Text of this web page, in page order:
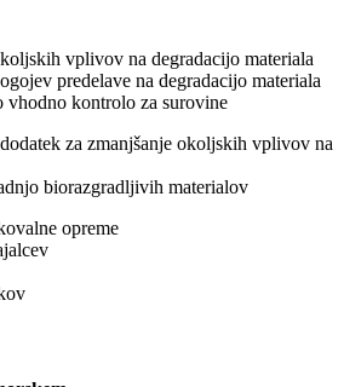
vplivov na degradacijo materiala
predelave na degradacijo materiala
vhodno kontrolo za surovine
za zmanjšanje okoljskih vplivov na
biorazgradljivih materialov
opreme